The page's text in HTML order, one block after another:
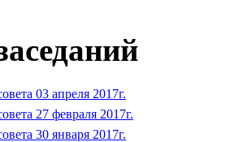
03 апреля 2017г.
27 февраля 2017г.
30 января 2017г.